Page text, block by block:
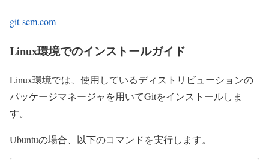
git-scm.com
Linux環境でのインストールガイド
Linux環境では、使用しているディストリビューションの
パッケージマネージャを用いてGitをインストールしま
す。
Ubuntuの場合、以下のコマンドを実行します。